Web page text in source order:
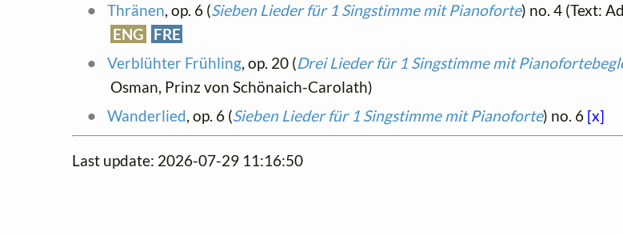
Thränen, op. 6 (Sieben Lieder für 1 Singstimme mit Pianoforte) no. 4 (Text:
ENG
FRE
Verblühter Frühling, op. 20 (Drei Lieder für 1 Singstimme mit
Osman, Prinz von Schönaich-Carolath)
Wanderlied, op. 6 (Sieben Lieder für 1 Singstimme mit Pianoforte) no. 6 [x]
Last update: 2026-07-29 11:16:50